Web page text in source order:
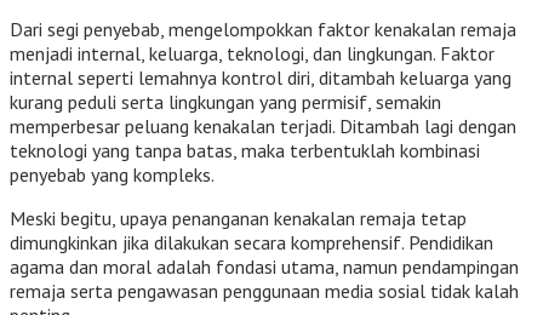
Dari segi penyebab, mengelompokkan faktor kenakalan remaja
menjadi internal, keluarga, teknologi, dan lingkungan. Faktor
internal seperti lemahnya kontrol diri, ditambah keluarga yang
kurang peduli serta lingkungan yang permisif, semakin
memperbesar peluang kenakalan terjadi. Ditambah lagi dengan
teknologi yang tanpa batas, maka terbentuklah kombinasi
penyebab yang kompleks.
Meski begitu, upaya penanganan kenakalan remaja tetap
dimungkinkan jika dilakukan secara komprehensif. Pendidikan
agama dan moral adalah fondasi utama, namun pendampingan
remaja serta pengawasan penggunaan media sosial tidak kalah